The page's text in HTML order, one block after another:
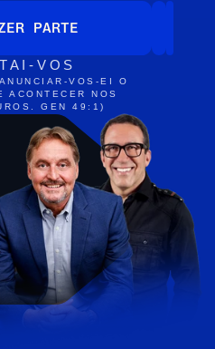
PARTE
VOS
VOS-EI O
ACONTECER NOS
GEN 49:1)